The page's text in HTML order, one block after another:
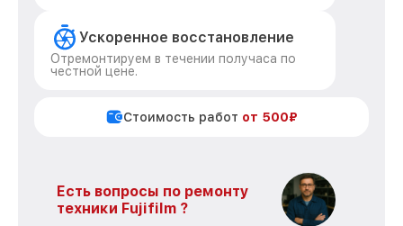
Ускоренное восстановление
Отремонтируем в течении получаса по
честной цене.
Стоимость работ от 500₽
Есть вопросы по ремонту
техники Fujifilm ?